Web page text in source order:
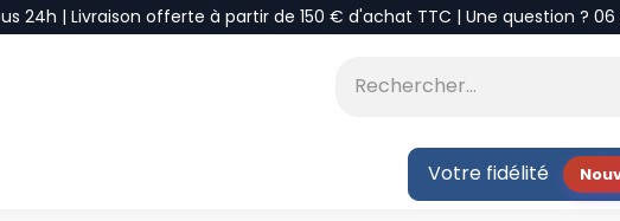
24h | Livraison offerte à partir de 150 € d'achat TTC | Une question ? 06
Votre fidélité